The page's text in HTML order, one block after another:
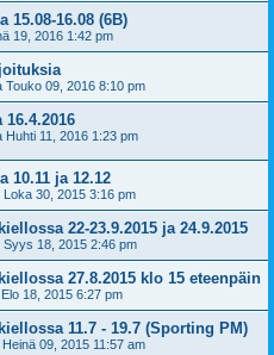
15.08-16.08 (6B)
19, 2016 1:42 pm
Touko 09, 2016 8:10 pm
Huhti 11, 2016 1:23 pm
10.11 ja 12.12
Loka 30, 2015 3:16 pm
22-23.9.2015 ja 24.9.2015
Syys 18, 2015 2:46 pm
27.8.2015 klo 15 eteenpäin
18, 2015 6:27 pm
11.7 - 19.7 (Sporting PM)
Heinä 09, 2015 11:57 am